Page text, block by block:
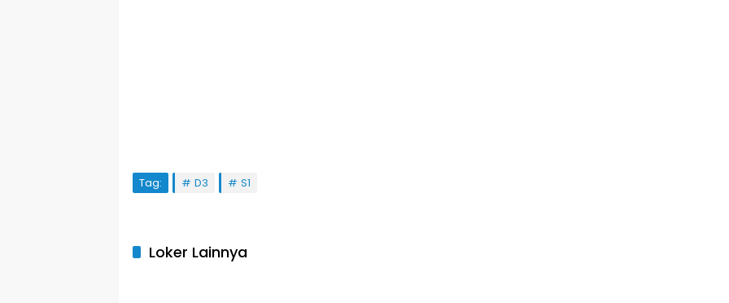
Tag: D3 S1
Loker Lainnya